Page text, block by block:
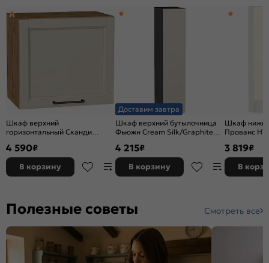
Шкаф верхний
горизонтальный Сканди
458*500*320
4 590₽
В корзину
Доставим завтра
Шкаф верхний бутылочница
Фьюжн Cream Silk/Graphite
4 215₽
В корзину
Шкаф
Прованс НТ
3 819₽
В
Полезные советы Смотреть все